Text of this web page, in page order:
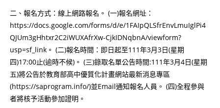
二、報名方式：線上網路報名。 (一)報名網址：
https://docs.google.com/forms/d/e/1FAIpQLSfrEnvLmuIglPi4
QJUm3gHhtxr2C2iWUXAfrXw-CjkIDNqbnA/viewform?
usp=sf_link。 (二)報名時間：即日起至111年3月3日(星期
四)17:00止(逾時不候)。 (三)錄取名單公告時間:111年3月4日(星期
五)將公告於教育部高中優質化計畫網站最新消息專區
(https://saprogram.info/)並Email通知報名人員。 (四)全程參與
者將核予活動參加證明。